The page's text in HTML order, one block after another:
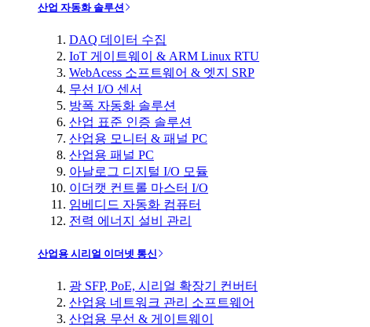
산업 자동화 솔루션
DAQ 데이터 수집
IoT 게이트웨이 & ARM Linux RTU
WebAcess 소프트웨어 & 엣지 SRP
무선 I/O 센서
방폭 자동화 솔루션
산업 표준 인증 솔루션
산업용 모니터 & 패널 PC
산업용 패널 PC
아날로그 디지털 I/O 모듈
이더캣 컨트롤 마스터 I/O
임베디드 자동화 컴퓨터
전력 에너지 설비 관리
산업용 시리얼 이더넷 통신
광 SFP, PoE, 시리얼 확장기 컨버터
산업용 네트워크 관리 소프트웨어
산업용 무선 & 게이트웨이